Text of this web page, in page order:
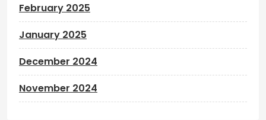
February 2025
January 2025
December 2024
November 2024